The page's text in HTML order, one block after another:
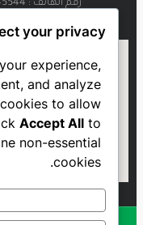
رقم الهاتف : 0163645544 – رقم الفاكس : 0163641219
your privacy
experience,
and analyze
to allow
Accept All to
non-essential
cookies.